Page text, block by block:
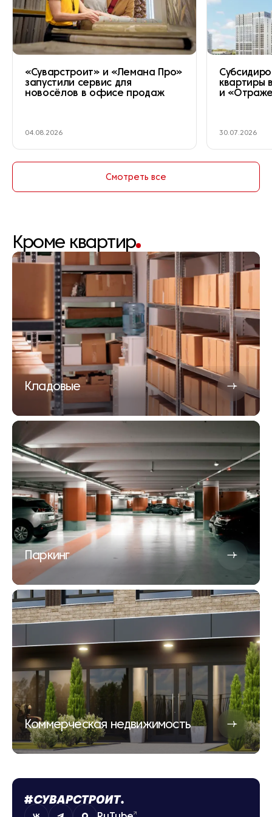
Смотреть все
«Суварстроит» и «Лемана Про»
запустили сервис для
новосёлов в офисе продаж
04.08.2026
квартиры
и
30.07.2026
Кроме квартир
Кладовые
Паркинг
Коммерческая недвижимость